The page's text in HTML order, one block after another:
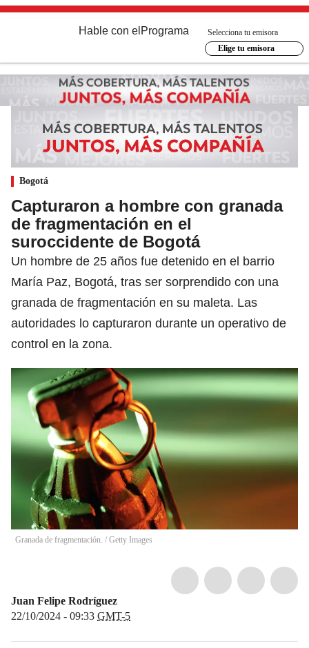
Hable con el Programa
Selecciona tu emisora
Elige tu emisora
Bogotá
Capturaron a hombre con granada
de fragmentación en el
suroccidente de Bogotá
Un hombre de 25 años fue detenido en el barrio
María Paz, Bogotá, tras ser sorprendido con una
granada de fragmentación en su maleta. Las
autoridades lo capturaron durante un operativo de
control en la zona.
Granada de fragmentación. / Getty Images
Juan Felipe Rodríguez
22/10/2024 - 09:33 GMT-5